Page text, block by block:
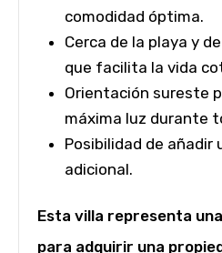
comodidad óptima.
Cerca de la playa y
que facilita la vida
Orientación sureste
máxima luz durante
Posibilidad de añadir
adicional.
Esta villa representa
para adquirir una